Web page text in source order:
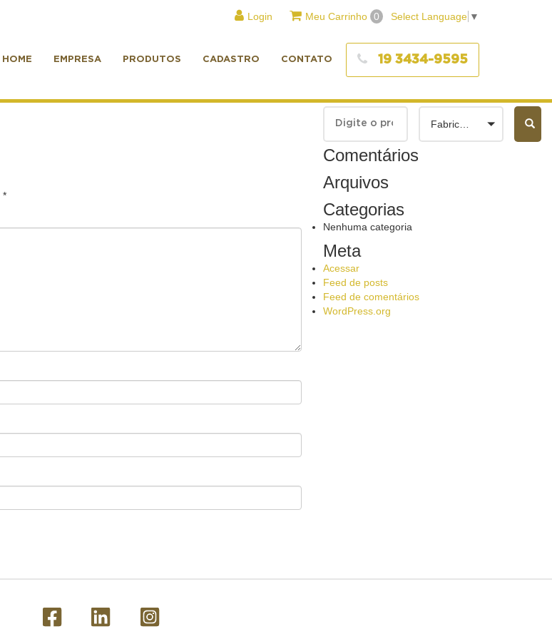
Login Meu Carrinho 0 Select Language ▼
HOME EMPRESA PRODUTOS CADASTRO CONTATO 19 3434-9595
*
Fabricantes
Comentários
Arquivos
Categorias
Nenhuma categoria
Meta
Acessar
Feed de posts
Feed de comentários
WordPress.org